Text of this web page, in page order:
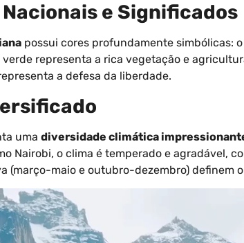
e Significados
possui cores profundamente simbólicas:
representa a rica vegetação e
a defesa da liberdade.
uma diversidade climática
Nairobi, o clima é temperado e agradável,
(março-maio e outubro-dezembro) definem